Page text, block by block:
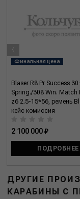
Финальная цена
Blaser R8 Pr Success
Spring./308 Win. Match
z6 2.5-15*56, ремень
кейс комиссия
2 100 000 ₽
ПОДРОБНЕЕ
‹
ДРУГИЕ
КАРАБИНЫ С